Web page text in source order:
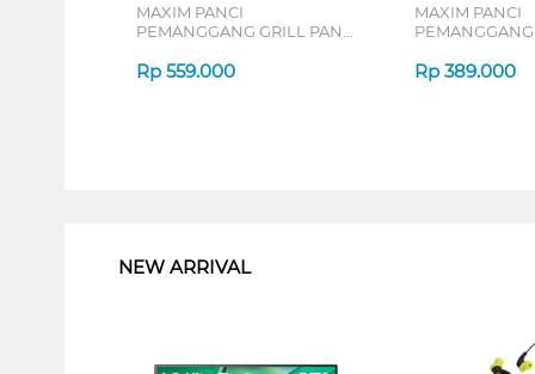
MAXIM PANCI
PEMANGGANG GRILL PAN
Rp 559.000
MAXIM PANCI
Rp 389.000
NEW ARRIVAL